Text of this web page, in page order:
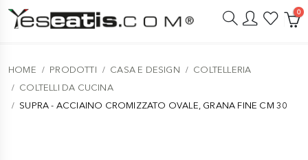
0
HOME PRODOTTI CASA E DESIGN
COLTELLERIA
COLTELLI DA CUCINA
SUPRA - ACCIAINO CROMIZZATO OVALE, GRANA FINE CM 30